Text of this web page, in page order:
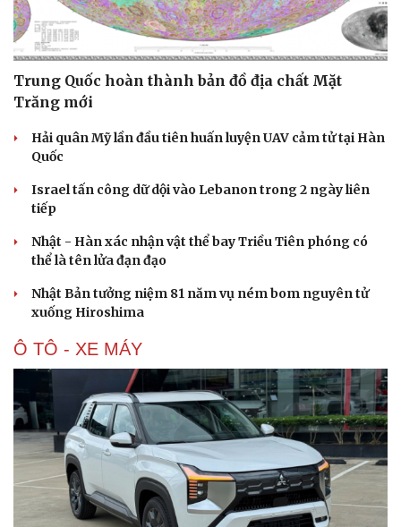
Trung Quốc hoàn thành bản đồ địa chất Mặt
Trăng mới
Hải quân Mỹ lần đầu tiên huấn luyện UAV cảm tử tại Hàn
Quốc
Israel tấn công dữ dội vào Lebanon trong 2 ngày liên
tiếp
Nhật - Hàn xác nhận vật thể bay Triều Tiên phóng có
thể là tên lửa đạn đạo
Nhật Bản tưởng niệm 81 năm vụ ném bom nguyên tử
xuống Hiroshima
Ô TÔ - XE MÁY